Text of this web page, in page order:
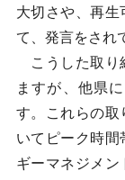
大切さや、再
て、発言をされ
こうした取り
ますが、他県
す。これらの取
いてピーク時
ギーマネジメ